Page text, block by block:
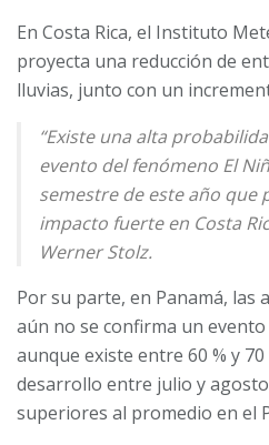
En Costa Rica, el Instituto
proyecta una reducción de
lluvias, junto con un
“Existe una alta
evento del fenómeno El
semestre de este año que
impacto fuerte en Costa
Werner Stolz.
Por su parte, en Panamá, las
aún no se confirma un
aunque existe entre 60 % y
desarrollo entre julio y
superiores al promedio en el